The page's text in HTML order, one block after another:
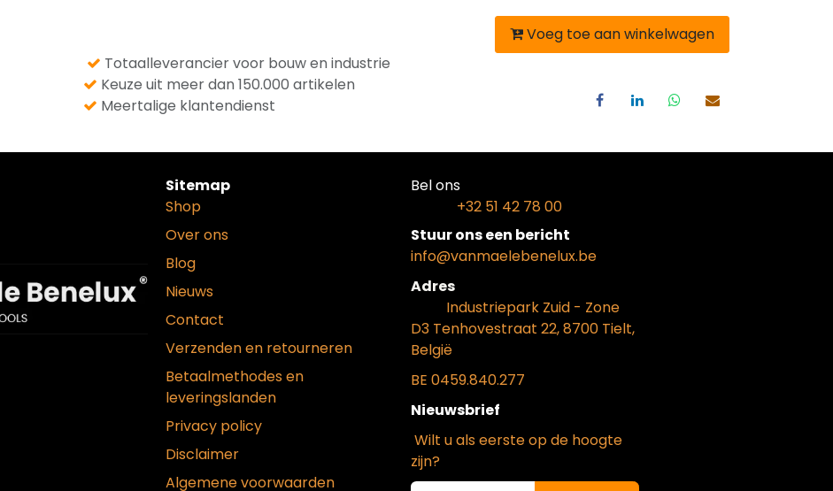
Voeg toe aan winkelwagen
Totaalleverancier voor bouw en industrie
Keuze uit meer dan 150.000 artikelen
Meertalige klantendienst
Sitemap
Shop
Over ons
Blog
Nieuws
Contact
Verzenden en retourneren
Betaalmethodes en
leveringslanden
Privacy policy
Disclaimer
Algemene voorwaarden
Bel ons​
+32 51 42 78 00
Stuur ons een bericht
info@vanmaelebenelux.be
Adr​es
​Industriepark Zuid - Zone
D3 Tenhovestraat 22, 8700 Tielt,
België
BE 0459.840.277
Nieuwsbrief
Wilt u als eerste op de hoogte
zijn?